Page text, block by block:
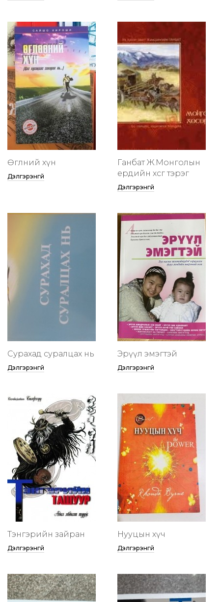
Өглөөний хүн
Дэлгэрэнгүй
Ганбат Ж.Монголын
ердийн хөсөг тэрэг
Дэлгэрэнгүй
Сурахад суралцах нь
Дэлгэрэнгүй
Эрүүл эмэгтэй
Дэлгэрэнгүй
Тэнгэрийн зайран
Дэлгэрэнгүй
Нууцын хүч
Дэлгэрэнгүй